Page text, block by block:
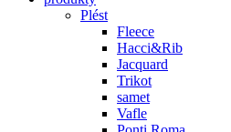
Plést
Fleece
Hacci&Rib
Jacquard
Trikot
samet
Vafle